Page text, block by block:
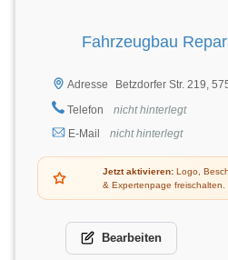
Fahrzeugbau
Adresse
Betzdorfer Str. 219,
Telefon
nicht hinterlegt
E-Mail
nicht hinterlegt
Jetzt aktivieren: Logo,
& Expertenpage freischalten.
Bearbeiten